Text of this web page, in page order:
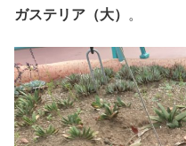
ガステリア（大） 。